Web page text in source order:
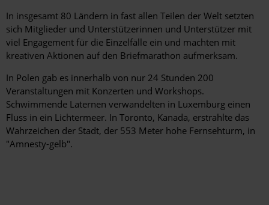
In insgesamt 80 Ländern in fast allen Teilen der Welt setzten
sich Mitglieder und Unterstützerinnen und Unterstützer mit
viel Engagement für die Einzelfälle ein und machten mit
kreativen Aktionen auf den Briefmarathon aufmerksam.
In Polen gab es innerhalb von nur 24 Stunden 200
Veranstaltungen mit Konzerten und Workshops.
Schwimmende Laternen verwandelten in Luxemburg einen
Fluss in ein Lichtermeer. In Toronto, Kanada, erstrahlte das
Wahrzeichen der Stadt, der 553 Meter hohe Fernsehturm, in
"Amnesty-gelb".